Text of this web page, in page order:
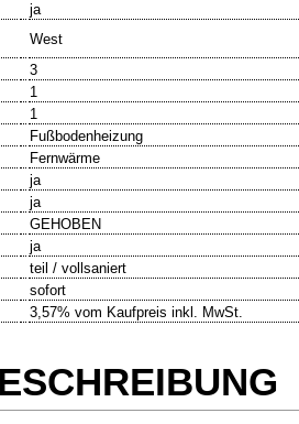
ja
West
3
1
1
Fußbodenheizung
Fernwärme
ja
ja
GEHOBEN
ja
teil / vollsaniert
sofort
3,57% vom Kaufpreis inkl. MwSt.